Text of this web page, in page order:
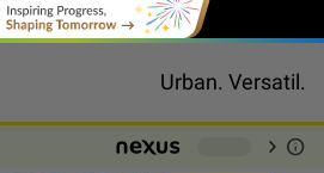
Urban. Versatil.
chevron_right info